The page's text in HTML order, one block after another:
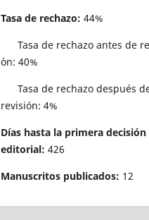
Tasa de rechazo: 44%
Tasa de rechazo antes de
´on: 40%
Tasa de rechazo después
revisión: 4%
Días hasta la primera decisión
editorial: 426
Manuscritos publicados: 12